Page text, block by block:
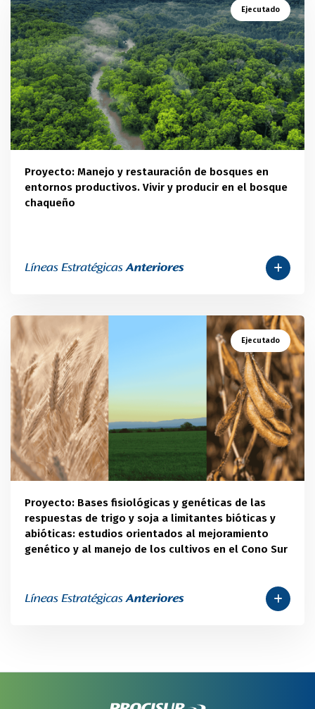
Ejecutado
Proyecto: Manejo y restauración de bosques en
entornos productivos. Vivir y producir en el bosque
chaqueño
Ejecutado
Proyecto: Bases fisiológicas y genéticas de las
respuestas de trigo y soja a limitantes bióticas y
abióticas: estudios orientados al mejoramiento
genético y al manejo de los cultivos en el Cono Sur